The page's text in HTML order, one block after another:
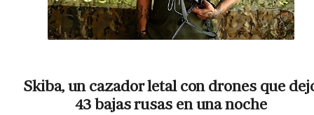
Skiba, un cazador letal con drones que
43 bajas rusas en una noche